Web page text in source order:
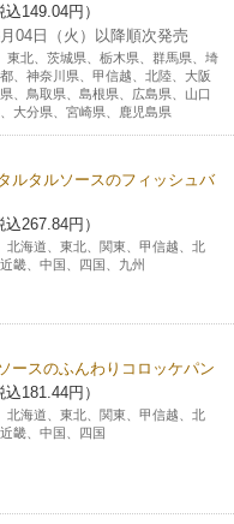
舗限定）
149.04円）
04日（火）以降順次発売
東北、茨城県、栃木県、群馬県、埼
、神奈川県、甲信越、北陸、大阪
、鳥取県、島根県、広島県、山口
大分県、宮崎県、鹿児島県
ルタルソースのフィッシュバ
267.84円）
北海道、東北、関東、甲信越、北
畿、中国、四国、九州
ースのふんわりコロッケパン
181.44円）
北海道、東北、関東、甲信越、北
畿、中国、四国